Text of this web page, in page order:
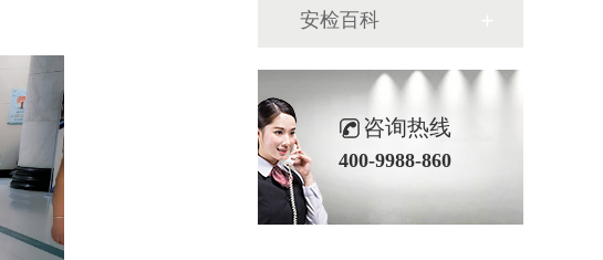
安检百科
咨询热线
400-9988-860